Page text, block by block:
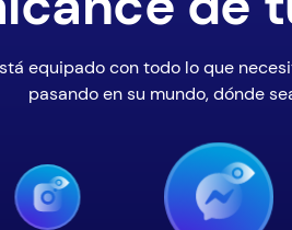
equipado con todo lo que
pasando en su mundo, dónde